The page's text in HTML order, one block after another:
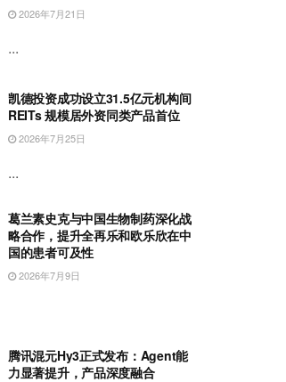
2026年7月21日
...
凯德投资成功设立31.5亿元机构间
REITs 规模居外资同类产品首位
2026年7月25日
...
葛兰素史克与中国生物制药深化战
略合作，提升全再乐和欧乐欣在中
国的患者可及性
2026年7月9日
腾讯混元Hy3正式发布：Agent能
力显著提升，产品深度融合